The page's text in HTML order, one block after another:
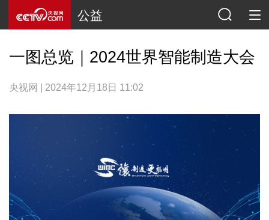
公益
一图总览｜2024世界智能制造大会
央视网 | 2024年12月18日 11:02